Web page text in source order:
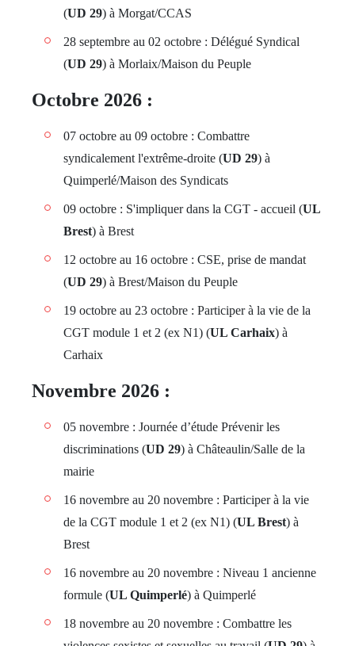
(UD 29) à Morgat/CCAS
28 septembre au 02 octobre : Délégué Syndical
(UD 29) à Morlaix/Maison du Peuple
Octobre 2026 :
07 octobre au 09 octobre : Combattre
syndicalement l'extrême-droite (UD 29) à
Quimperlé/Maison des Syndicats
09 octobre : S'impliquer dans la CGT - accueil (UL
Brest) à Brest
12 octobre au 16 octobre : CSE, prise de mandat
(UD 29) à Brest/Maison du Peuple
19 octobre au 23 octobre : Participer à la vie de la
CGT module 1 et 2 (ex N1) (UL Carhaix) à
Carhaix
Novembre 2026 :
05 novembre : Journée d’étude Prévenir les
discriminations (UD 29) à Châteaulin/Salle de la
mairie
16 novembre au 20 novembre : Participer à la vie
de la CGT module 1 et 2 (ex N1) (UL Brest) à
Brest
16 novembre au 20 novembre : Niveau 1 ancienne
formule (UL Quimperlé) à Quimperlé
18 novembre au 20 novembre : Combattre les